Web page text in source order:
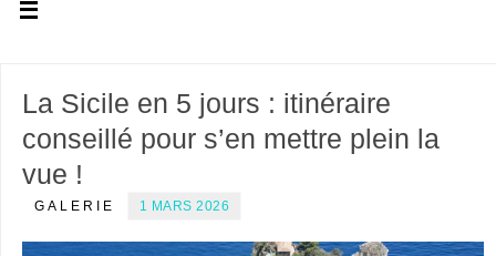
La Sicile en 5 jours : itinéraire
conseillé pour s’en mettre plein la
vue !
GALERIE 1 MARS 2026